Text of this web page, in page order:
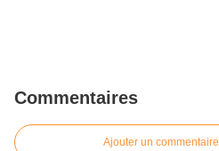
Commentaires
Ajouter un commentaire